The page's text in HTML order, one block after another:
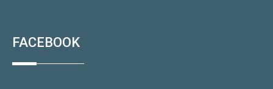
FACEBOOK